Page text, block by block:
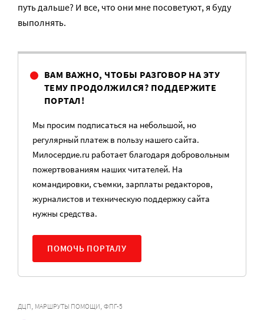
путь дальше? И все, что они мне посоветуют, я буду
выполнять.
ВАМ ВАЖНО, ЧТОБЫ РАЗГОВОР НА ЭТУ
ТЕМУ ПРОДОЛЖИЛСЯ? ПОДДЕРЖИТЕ
ПОРТАЛ!
Мы просим подписаться на небольшой, но
регулярный платеж в пользу нашего сайта.
Милосердие.ru работает благодаря добровольным
пожертвованиям наших читателей. На
командировки, съемки, зарплаты редакторов,
журналистов и техническую поддержку сайта
нужны средства.
ПОМОЧЬ ПОРТАЛУ
ДЦП МАРШРУТЫ ПОМОЩИ ФПГ-5